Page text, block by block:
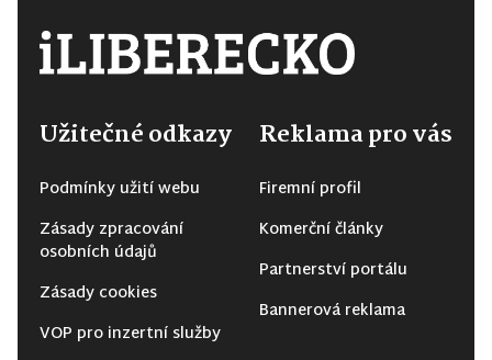
Užitečné odkazy
Podmínky užití webu
Zásady zpracování
osobních údajů
Zásady cookies
VOP pro inzertní služby
Reklama pro vás
Firemní profil
Komerční články
Partnerství portálu
Bannerová reklama